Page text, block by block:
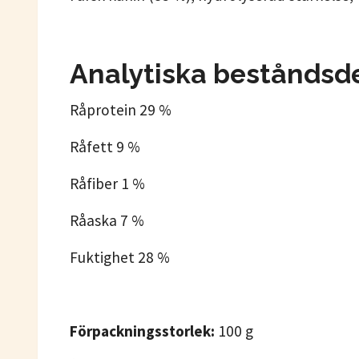
Analytiska
Råprotein 29 %
Råfett 9 %
Råfiber 1 %
Råaska 7 %
Fuktighet 28 %
Förpackningsstorlek: 100 g